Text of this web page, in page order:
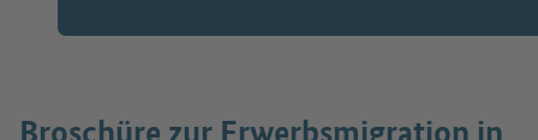
Broschüre zur Erwerbsmigration in